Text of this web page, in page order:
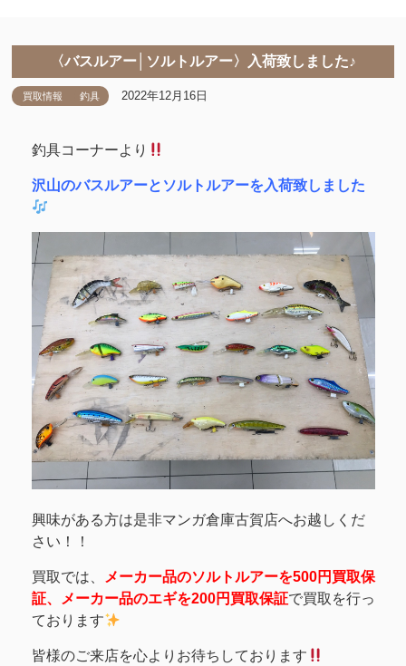
〈バスルアー│ソルトルアー〉入荷致しました♪
買取情報 釣具 2022年12月16日
釣具コーナーより
沢山のバスルアーとソルトルアーを入荷致しました
興味がある方は是非マンガ倉庫古賀店へお越しくだ
さい！！
買取では、
メーカー品のソルトルアーを500円買取保
証、メーカー品のエギを200円買取保証で買取を行っ
ております
皆様のご来店を心よりお待ちしております